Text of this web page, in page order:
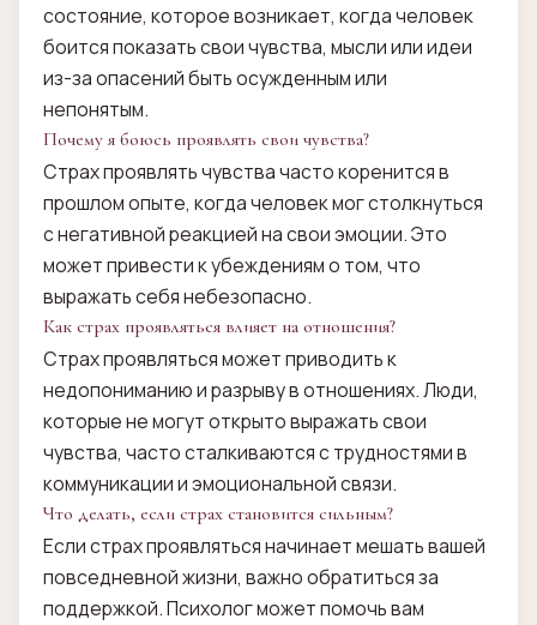
состояние, которое возникает, когда человек
боится показать свои чувства, мысли или идеи
из-за опасений быть осужденным или
непонятым.
Почему я боюсь проявлять свои чувства?
Страх проявлять чувства часто коренится в
прошлом опыте, когда человек мог столкнуться
с негативной реакцией на свои эмоции. Это
может привести к убеждениям о том, что
выражать себя небезопасно.
Как страх проявляться влияет на отношения?
Страх проявляться может приводить к
недопониманию и разрыву в отношениях. Люди,
которые не могут открыто выражать свои
чувства, часто сталкиваются с трудностями в
коммуникации и эмоциональной связи.
Что делать, если страх становится сильным?
Если страх проявляться начинает мешать вашей
повседневной жизни, важно обратиться за
поддержкой. Психолог может помочь вам